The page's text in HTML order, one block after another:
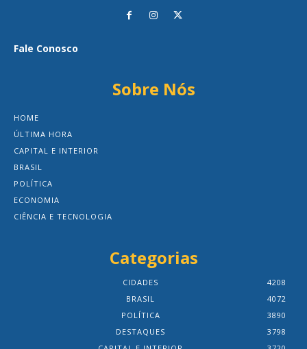
Fale Conosco
Sobre Nós
HOME
ÚLTIMA HORA
CAPITAL E INTERIOR
BRASIL
POLÍTICA
ECONOMIA
CIÊNCIA E TECNOLOGIA
Categorias
CIDADES
4208
BRASIL
4072
POLÍTICA
3890
DESTAQUES
3798